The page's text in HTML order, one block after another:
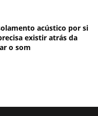
acústico por si
existir atrás da
o som